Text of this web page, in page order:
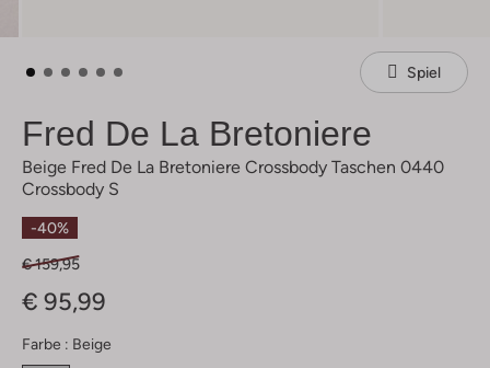
Spiel
Fred De La Bretoniere
Beige Fred De La Bretoniere Crossbody Taschen 0440
Crossbody S
-40%
€ 159,95
€ 95,99
Farbe : Beige